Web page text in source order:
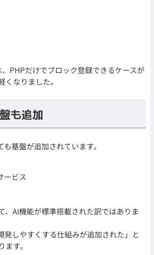
PHPだけでブロック登録できるケースが
くなりました。
も追加
基盤が追加されています。
ービス
、AI機能が標準搭載された訳ではありま
発しやすくする仕組みが追加された」と
す。